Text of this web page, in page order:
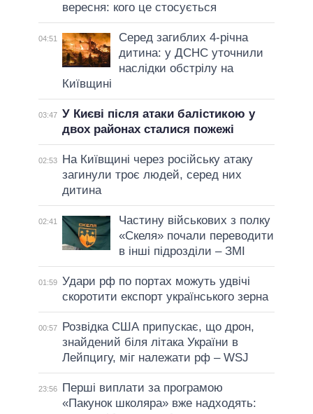
вересня: кого це стосується
04:51
Серед загиблих 4-річна
дитина: у ДСНС уточнили
наслідки обстрілу на
Київщині
03:47 У Києві після атаки балістикою у
двох районах сталися пожежі
02:53
На Київщині через російську атаку
загинули троє людей, серед них
дитина
02:41
Частину військових з полку
«Скеля» почали переводити
в інші підрозділи – ЗМІ
01:59 Удари рф по портах можуть удвічі
скоротити експорт українського зерна
00:57
Розвідка США припускає, що дрон,
знайдений біля літака України в
Лейпцигу, міг належати рф – WSJ
23:56
Перші виплати за програмою
«Пакунок школяра» вже надходять: